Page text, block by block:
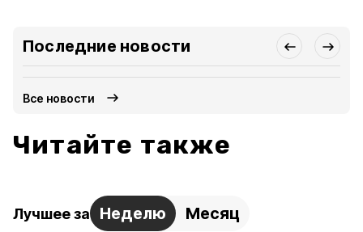
Последние новости
Все новости
Читайте также
Лучшее за Неделю Месяц